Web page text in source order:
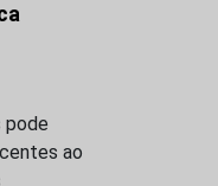
pode
ao